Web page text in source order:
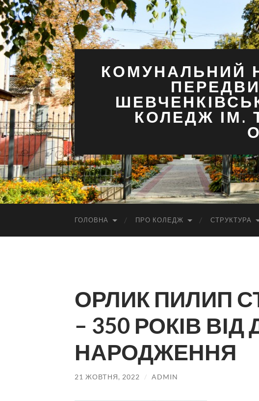
КОМУНАЛЬНИЙ
КОЛЕДЖ ІМ.
ГОЛОВНА ПРО КОЛЕДЖ СТРУКТУРА
ОРЛИК ПИЛИП
– 350 РОКІВ ВІД
НАРОДЖЕННЯ
21 ЖОВТНЯ, 2022 / ADMIN